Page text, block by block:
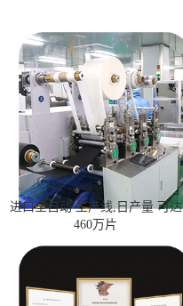
进口全自动 生产线,日产量 可达
460万片